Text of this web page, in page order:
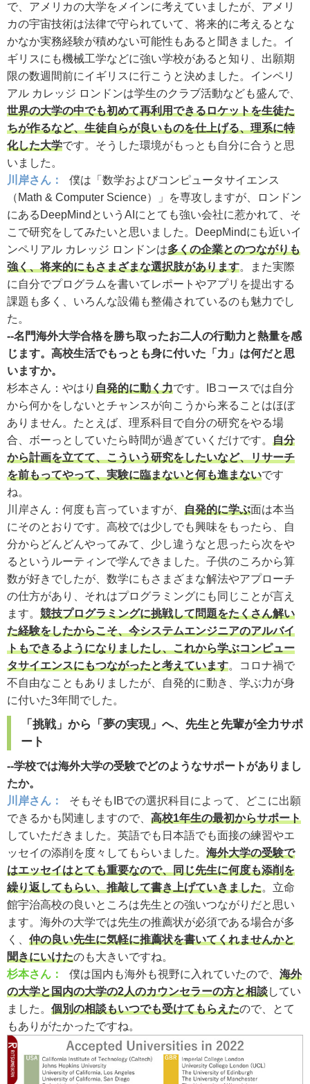
で、アメリカの大学をメインに考えていましたが、アメリ
カの宇宙技術は法律で守られていて、将来的に考えるとな
かなか実務経験が積めない可能性もあると聞きました。イ
ギリスにも機械工学などに強い学校があると知り、出願期
限の数週間前にイギリスに行こうと決めました。インペリ
アル カレッジ ロンドンは学生のクラブ活動なども盛んで、
世界の大学の中でも初めて再利用できるロケットを生徒た
ちが作るなど、生徒自らが良いものを仕上げる、理系に特
化した大学です。そうした環境がもっとも自分に合うと思
いました。
川岸さん：
僕は「数学およびコンピュータサイエンス
（Math & Computer Science）」を専攻しますが、ロンドン
にあるDeepMindというAIにとても強い会社に惹かれて、そ
こで研究をしてみたいと思いました。DeepMindにも近いイ
ンペリアル カレッジ ロンドンは多くの企業とのつながりも
強く、将来的にもさまざまな選択肢があります。また実際
に自分でプログラムを書いてレポートやアプリを提出する
課題も多く、いろんな設備も整備されているのも魅力でし
た。
--名門海外大学合格を勝ち取ったお二人の行動力と熱量を感
じます。高校生活でもっとも身に付いた「力」は何だと思
いますか。
杉本さん：やはり 自発的に動く力です。IBコースでは自分
から何かをしないとチャンスが向こうから来ることはほぼ
ありません。たとえば、理系科目で自分の研究をやる場
合、ボーっとしていたら時間が過ぎていくだけです。 自分
から計画を立てて、こういう研究をしたいなど、リサーチ
を前もってやって、実験に臨まないと何も進まないです
ね。
川岸さん：何度も言っていますが、 自発的に学ぶ面は本当
にそのとおりです。高校では少しでも興味をもったら、自
分からどんどんやってみて、少し違うなと思ったら次をや
るというルーティンで学んできました。子供のころから算
数が好きでしたが、数学にもさまざまな解法やアプローチ
の仕方があり、それはプログラミングにも同じことが言え
ます。 競技プログラミングに挑戦して問題をたくさん解い
た経験をしたからこそ、今システムエンジニアのアルバイ
トもできるようになりましたし、これから学ぶコンピュー
タサイエンスにもつながったと考えています。コロナ禍で
不自由なこともありましたが、自発的に動き、学ぶ力が身
に付いた3年間でした。
「挑戦」から「夢の実現」へ、先生と先輩が全力サポ
ート
--学校では海外大学の受験でどのようなサポートがありまし
たか。
川岸さん：
そもそもIBでの選択科目によって、どこに出願
できるかも関連しますので、 高校1年生の最初からサポート
していただきました。英語でも日本語でも面接の練習やエ
ッセイの添削を度々してもらいました。 海外大学の受験で
はエッセイはとても重要なので、同じ先生に何度も添削を
繰り返してもらい、推敲して書き上げていきました。立命
館宇治高校の良いところは先生との強いつながりだと思い
ます。海外の大学では先生の推薦状が必須である場合が多
く、 仲の良い先生に気軽に推薦状を書いてくれませんかと
聞きにいけたのも大きいですね。
杉本さん：
僕は国内も海外も視野に入れていたので、 海外
の大学と国内の大学の2人のカウンセラーの方と相談してい
ました。 個別の相談もいつでも受けてもらえたので、とて
もありがたかったですね。